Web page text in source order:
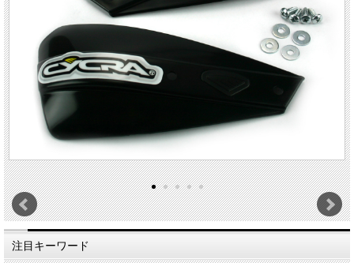
注目キーワード